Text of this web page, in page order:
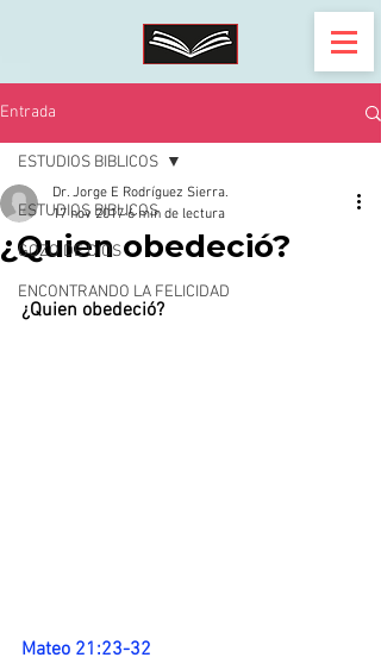
Entrada
ESTUDIOS BIBLICOS
GOZO DE DIOS
ENCONTRANDO LA FELICIDAD
ESTUDIOS BIBLICOS
¿Quien obedeció?
Dr. Jorge E Rodríguez Sierra.
17 nov 2017 6 min de lectura
¿Quien obedeció?
Mateo 21:23-32